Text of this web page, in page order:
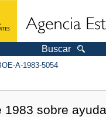
Buscar
A-1983-5054
1983 sobre